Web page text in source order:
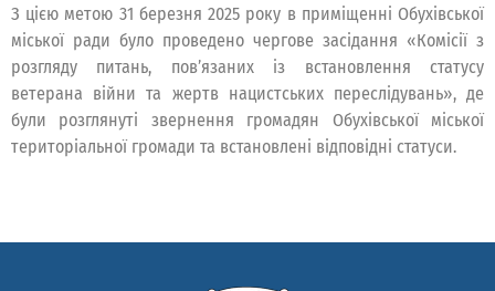
З цією метою 31 березня 2025 року в приміщенні Обухівської
міської ради було проведено чергове засідання «Комісії з
розгляду питань, пов’язаних із встановлення статусу
ветерана війни та жертв нацистських переслідувань», де
були розглянуті звернення громадян Обухівської міської
територіальної громади та встановлені відповідні статуси.